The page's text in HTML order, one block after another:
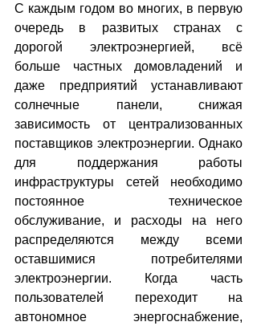
С каждым годом во многих, в первую
очередь в развитых странах с
дорогой электроэнергией, всё
больше частных домовладений и
даже предприятий устанавливают
солнечные панели, снижая
зависимость от централизованных
поставщиков электроэнергии. Однако
для поддержания работы
инфраструктуры сетей необходимо
постоянное техническое
обслуживание, и расходы на него
распределяются между всеми
оставшимися потребителями
электроэнергии. Когда часть
пользователей переходит на
автономное энергоснабжение,